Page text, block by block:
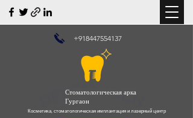
+918447554137
Стоматологическая арка
Гургаон
Косметика, стоматологическая имплантация и лазерный центр